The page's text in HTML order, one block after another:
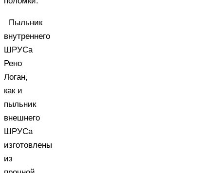
Пыльник
внутреннего
ШРУСа
Рено
Логан,
как и
пыльник
внешнего
ШРУСа
изготовлены
из